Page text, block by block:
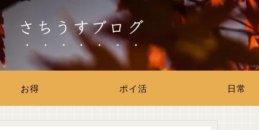
さちうすブログ
お得 ポイ活 日常